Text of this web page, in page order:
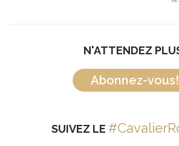
N'ATTENDEZ
Abonnez-vous!
SUIVEZ LE